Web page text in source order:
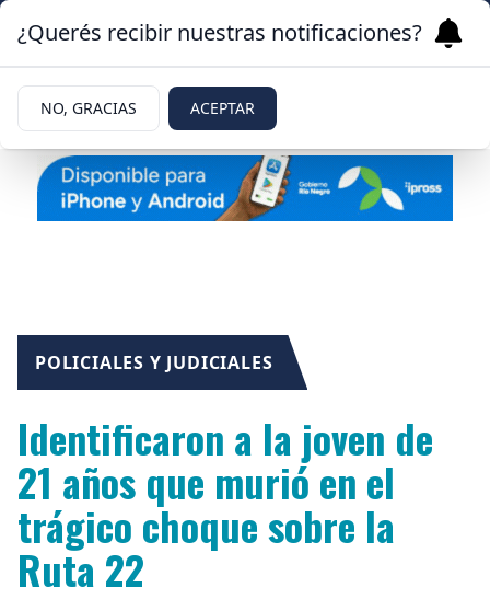
POLICIALES Y JUDICIALES
Identificaron a la joven de
21 años que murió en el
trágico choque sobre la
Ruta 22
¿Querés recibir nuestras notificaciones?
NO, GRACIAS ACEPTAR